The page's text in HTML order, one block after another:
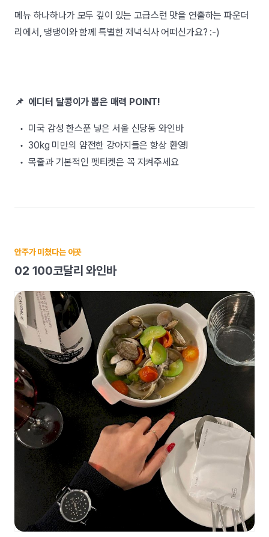
메뉴 하나하나가 모두 깊이 있는 고급스런 맛을 연출하는 파운더
리에서, 댕댕이와 함께 특별한 저녁식사 어떠신가요? :-)
📌 에디터 달콩이가 뽑은 매력 POINT!
• 미국 감성 한스푼 넣은 서울 신당동 와인바
• 30kg 미만의 얌전한 강아지들은 항상 환영!
• 목줄과 기본적인 펫티켓은 꼭 지켜주세요
안주가 미쳤다는 이곳
02 100코달리 와인바